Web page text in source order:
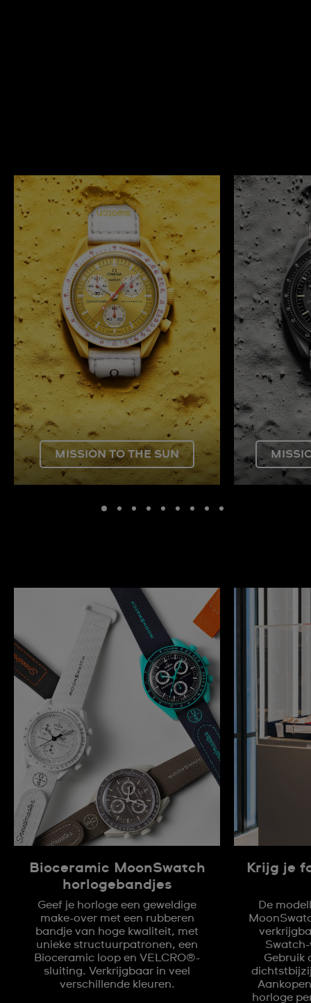
MISSION TO THE SUN
Bioceramic MoonSwatch
horlogebandjes
Geef je horloge een geweldige
make-over met een rubberen
bandje van hoge kwaliteit, met
unieke structuurpatronen, een
Bioceramic loop en VELCRO®-
sluiting. Verkrijgbaar in veel
verschillende kleuren.
Krijg je
De
Gebruik
horloge